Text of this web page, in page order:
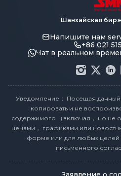
Шанхайская
Напишите нам
+86 021
Чат в реальном
Уведомление： Посещая данный
копировать и не
содержимого （включая， но не
ценами， графиками или
форме или для любых целей
письменного